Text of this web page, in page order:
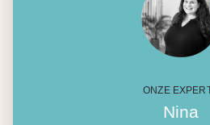
ONZE
Nina